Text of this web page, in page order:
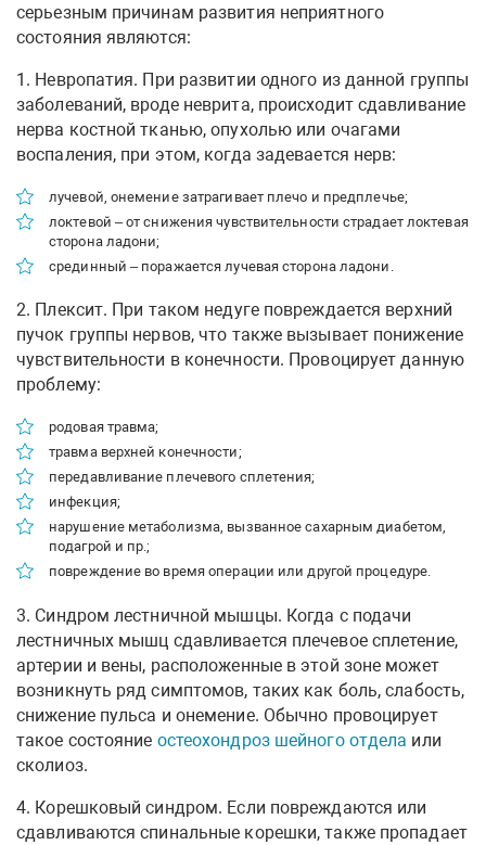
серьезным причинам развития неприятного
состояния являются:
1. Невропатия. При развитии одного из данной группы
заболеваний, вроде неврита, происходит сдавливание
нерва костной тканью, опухолью или очагами
воспаления, при этом, когда задевается нерв:
лучевой, онемение затрагивает плечо и предплечье;
локтевой – от снижения чувствительности страдает локтевая
сторона ладони;
срединный – поражается лучевая сторона ладони.
2. Плексит. При таком недуге повреждается верхний
пучок группы нервов, что также вызывает понижение
чувствительности в конечности. Провоцирует данную
проблему:
родовая травма;
травма верхней конечности;
передавливание плечевого сплетения;
инфекция;
нарушение метаболизма, вызванное сахарным диабетом,
подагрой и пр.;
повреждение во время операции или другой процедуре.
3. Синдром лестничной мышцы. Когда с подачи
лестничных мышц сдавливается плечевое сплетение,
артерии и вены, расположенные в этой зоне может
возникнуть ряд симптомов, таких как боль, слабость,
снижение пульса и онемение. Обычно провоцирует
такое состояние остеохондроз шейного отдела или
сколиоз.
4. Корешковый синдром. Если повреждаются или
сдавливаются спинальные корешки, также пропадает